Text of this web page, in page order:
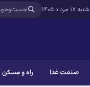
شنبه ۱۷ مرداد ۱۴۰۵
صنعت غذا راه و مسکن